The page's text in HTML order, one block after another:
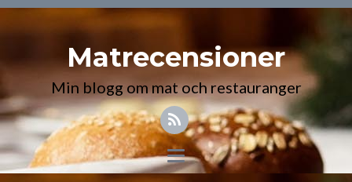
Matrecensioner
Min blogg om mat och restauranger
Toggle
navigation